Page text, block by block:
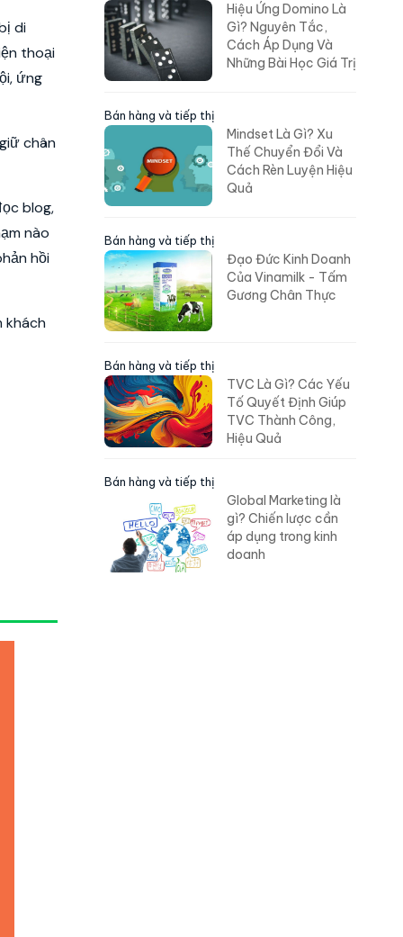
di
thoại
ứng
chân
blog,
nào
hồi
khách
Hiệu Ứng Domino Là
Gì? Nguyên Tắc,
Cách Áp Dụng Và
Những Bài Học Giá Trị
Bán hàng và tiếp thị
Mindset Là Gì? Xu
Thế Chuyển Đổi Và
Cách Rèn Luyện Hiệu
Quả
Bán hàng và tiếp thị
Đạo Đức Kinh Doanh
Của Vinamilk - Tấm
Gương Chân Thực
Bán hàng và tiếp thị
TVC Là Gì? Các Yếu
Tố Quyết Định Giúp
TVC Thành Công,
Hiệu Quả
Bán hàng và tiếp thị
Global Marketing là
gì? Chiến lược cần
áp dụng trong kinh
doanh